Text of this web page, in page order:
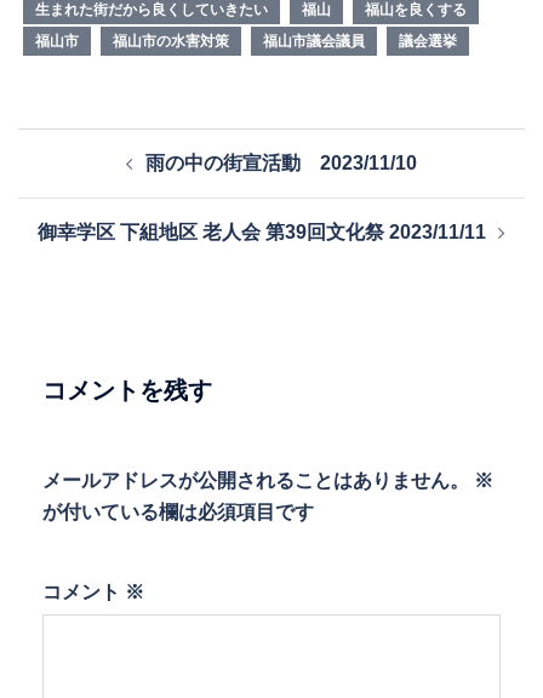
生まれた街だから良くしていきたい
福山
福山を良くする
福山市
福山市の水害対策 福山市議会議員 議会選挙
ビ
ョ
雨の中の街宣活動 2023/11/10
御幸学区 下組地区 老人会 第39回文化祭 2023/11/11
コメントを残す
メールアドレスが公開されることはありません。
※
が付いている欄は必須項目です
コメント ※